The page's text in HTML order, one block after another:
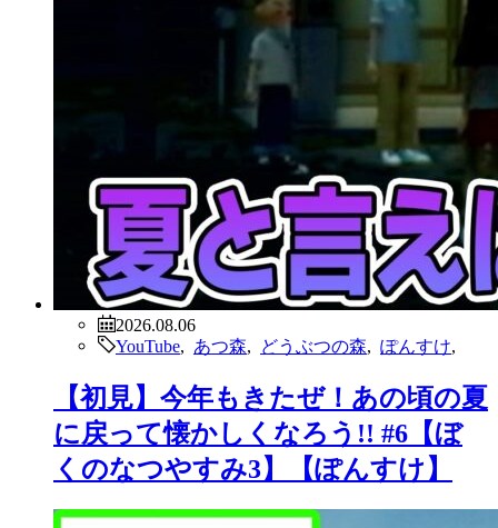
2026.08.06
YouTube
あつ森 どうぶつの森 ぽんすけ
【初見】今年もきたぜ！あの頃の夏
に戻って懐かしくなろう!! #6【ぼ
くのなつやすみ3】【ぽんすけ】